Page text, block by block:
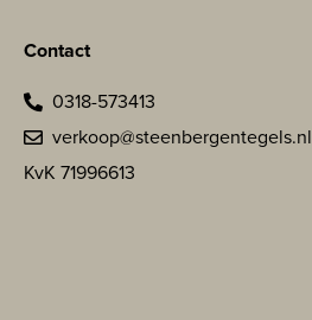
Contact
0318-573413
verkoop@steenbergentegels.nl
KvK 71996613